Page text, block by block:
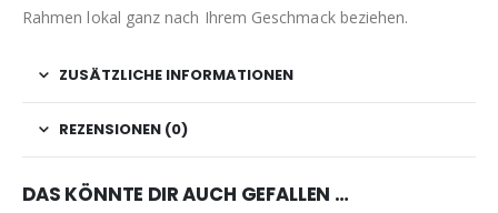
Rahmen lokal ganz nach Ihrem Geschmack beziehen.
ZUSÄTZLICHE INFORMATIONEN
REZENSIONEN (0)
DAS KÖNNTE DIR AUCH GEFALLEN …